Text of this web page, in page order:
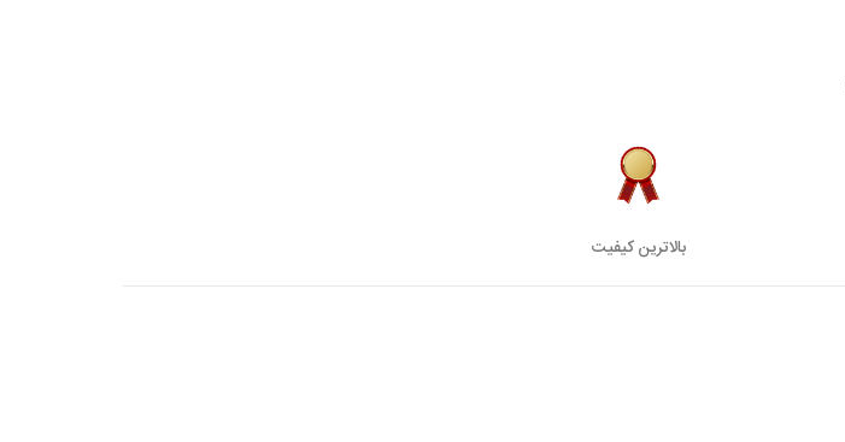
بالاترین کیفیت